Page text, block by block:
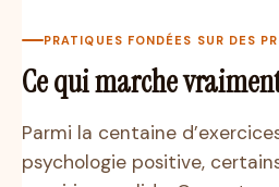
PRATIQUES FONDÉES SUR DES
Ce qui marche
Parmi la centaine
psychologie positive,